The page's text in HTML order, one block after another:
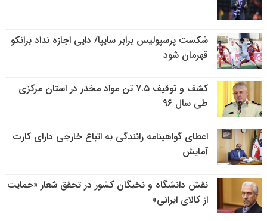
شکست پرسپولیس برابر سایپا/ دایی اجازه نداد برانکو
قهرمان شود
کشف و توقیف ۷.۵ تن مواد مخدر در استان مرکزی
طی سال ۹۶
اعطای گواهینامه رانندگی به اتباع خارجی دارای کارت
آمایش
نقش دانشگاه و نخبگان کشور در تحقق شعار «حمایت
از کالای ایرانی»